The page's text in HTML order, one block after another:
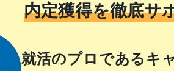
内定獲得を徹底サ
就活のプロであるキ